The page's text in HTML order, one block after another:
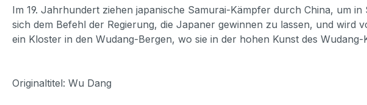
Im 19. Jahrhundert ziehen japanische Samurai-Kämpfer durch China, um
sich dem Befehl der Regierung, die Japaner gewinnen zu lassen, und
ein Kloster in den Wudang-Bergen, wo sie in der hohen Kunst des
Originaltitel: Wu Dang